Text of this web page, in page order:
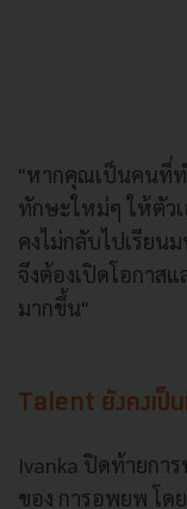
"หากคุณเป็นคนที่ท
ทักษะใหม่ๆ ให้ตัว
คงไม่กลับไปเรียน
จึงต้องเปิดโอกาส
มากขึ้น"
Talent ยังคงเป็
Ivanka ปิดท้ายกา
ของ การอพยพ โด